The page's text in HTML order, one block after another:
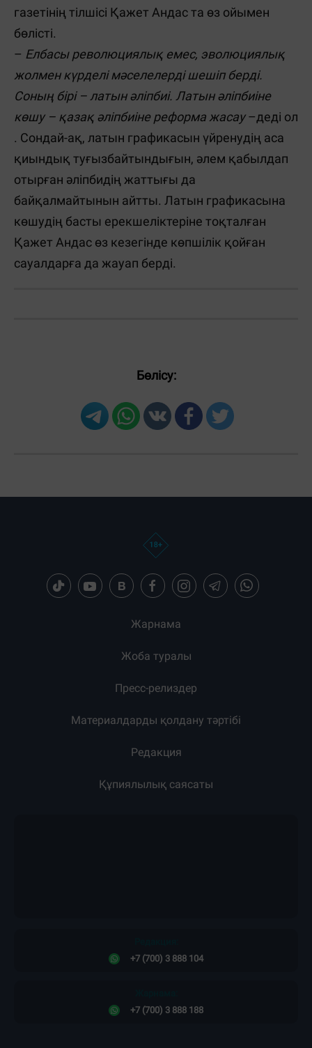
газетінің тілшісі Қажет Андас та өз ойымен
бөлісті.
– Елбасы революциялық емес, эволюциялық
жолмен күрделі мәселелерді шешіп берді.
Соның бірі – латын әліпбиі. Латын әліпбиіне
көшу – қазақ әліпбиіне реформа жасау–деді ол
. Сондай-ақ, латын графикасын үйренудің аса
қиындық туғызбайтындығын, әлем қабылдап
отырған әліпбидің жаттығы да
байқалмайтынын айтты. Латын графикасына
көшудің басты ерекшеліктеріне тоқталған
Қажет Андас өз кезегінде көпшілік қойған
сауалдарға да жауап берді.
Бөлісу:
ЖІБЕРУ
Материалдарды қолдану тәртібі
Құпиялылық саясаты